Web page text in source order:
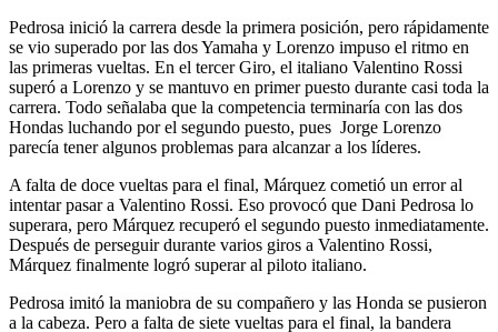
Pedrosa inició la carrera desde la primera posición, pero rápidamente
se vio superado por las dos Yamaha y Lorenzo impuso el ritmo en
las primeras vueltas. En el tercer Giro, el italiano Valentino Rossi
superó a Lorenzo y se mantuvo en primer puesto durante casi toda la
carrera. Todo señalaba que la competencia terminaría con las dos
Hondas luchando por el segundo puesto, pues Jorge Lorenzo
parecía tener algunos problemas para alcanzar a los líderes.
A falta de doce vueltas para el final, Márquez cometió un error al
intentar pasar a Valentino Rossi. Eso provocó que Dani Pedrosa lo
superara, pero Márquez recuperó el segundo puesto inmediatamente.
Después de perseguir durante varios giros a Valentino Rossi,
Márquez finalmente logró superar al piloto italiano.
Pedrosa imitó la maniobra de su compañero y las Honda se pusieron
a la cabeza. Pero a falta de siete vueltas para el final, la bandera